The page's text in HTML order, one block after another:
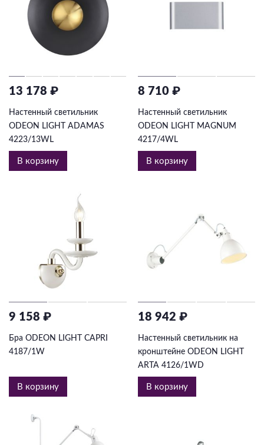
13 178 ₽
Настенный светильник
ODEON LIGHT ADAMAS
4223/13WL
В корзину
8 710 ₽
Настенный светильник
ODEON LIGHT MAGNUM
4217/4WL
В корзину
9 158 ₽
Бра ODEON LIGHT CAPRI
4187/1W
В корзину
18 942 ₽
Настенный светильник на
кронштейне ODEON LIGHT
ARTA 4126/1WD
В корзину